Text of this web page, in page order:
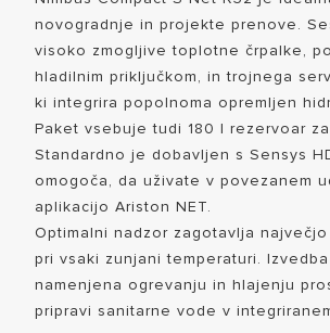
PAMETEN DOM
novogradnje in projekte prenove.
visoko zmogljive toplotne črpalke,
hladilnim priključkom, in trojnega
ki integrira popolnoma opremljen
Paket vsebuje tudi 180 l rezervoar
Standardno je dobavljen s Sensys
omogoča, da uživate v povezanem
aplikacijo Ariston NET.
Optimalni nadzor zagotavlja
pri vsaki zunjani temperaturi.
namenjena ogrevanju in hlajenju
pripravi sanitarne vode v